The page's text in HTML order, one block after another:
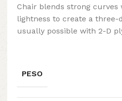
Chair blends strong curves
lightness to create a three-
usually possible with 2-D
PESO